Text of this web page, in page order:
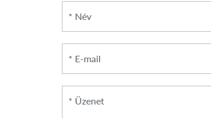
Név
Üzenet